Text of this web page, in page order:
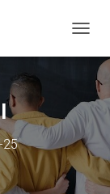
É
I
E
R
L
N
25